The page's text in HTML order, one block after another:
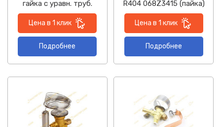
гайка с уравн. труб.
Цена в 1 клик
Подробнее
R404 068Z3415 (пайка)
Цена в 1 клик
Подробнее